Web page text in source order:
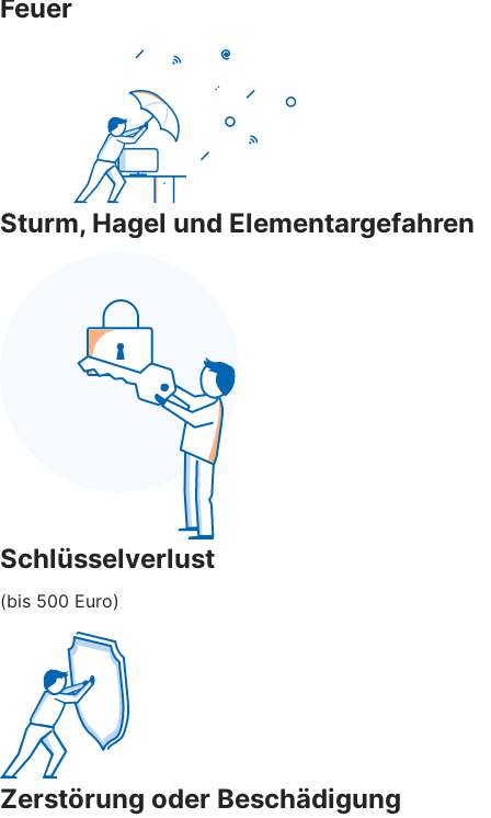
Feuer
Sturm, Hagel und Elementargefahren
Schlüsselverlust
(bis 500 Euro)
Zerstörung oder Beschädigung